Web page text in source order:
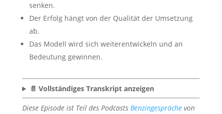
senken.
Der Erfolg hängt von der Qualität der Umsetzung
ab.
Das Modell wird sich weiterentwickeln und an
Bedeutung gewinnen.
📄 Vollständiges Transkript anzeigen
Diese Episode ist Teil des Podcasts Benzingesprächevon